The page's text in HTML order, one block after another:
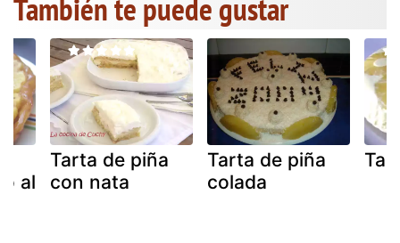
También te puede gustar
al
Tarta de piña
con nata
Tarta de piña
colada